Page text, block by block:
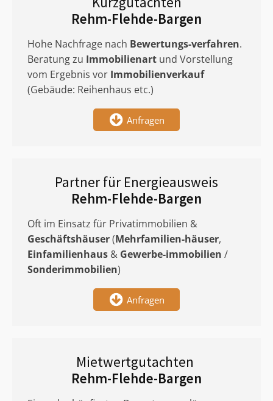
Rehm-Flehde-Bargen
Hohe Nachfrage nach Bewertungs-verfahren.
Beratung zu Immobilienart und Vorstellung
vom Ergebnis vor Immobilienverkauf
(Gebäude: Reihenhaus etc.)
Anfragen
Partner für Energieausweis
Rehm-Flehde-Bargen
Oft im Einsatz für Privatimmobilien &
Geschäftshäuser(Mehrfamilien-häuser,
Einfamilienhaus & Gewerbe-immobilien /
Sonderimmobilien)
Anfragen
Mietwertgutachten
Rehm-Flehde-Bargen